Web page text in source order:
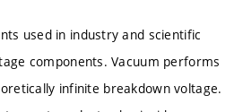
used in industry and scientific
components. Vacuum performs
infinite breakdown voltage.